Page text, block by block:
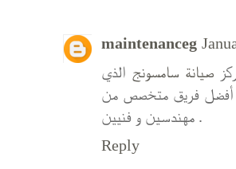
maintenanceg
صيانة سامسونج الذي
أفضل فريق متخصص من
مهندسين و فنيين .
Reply